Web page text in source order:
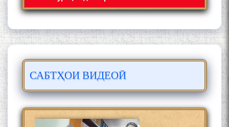
САБТҲОИ ВИДЕОӢ
Сайре дар Осорхона
Муҳаммадҷон Раҳимӣ